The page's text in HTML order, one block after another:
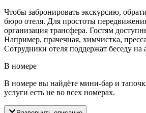
Чтобы забронировать экскурсию,
бюро отеля. Для простоты
организация трансфера. Гостям
Например, прачечная, химчистка,
Сотрудники отеля поддержат беседу на
В номере
В номере вы найдёте мини-бар и
услуги есть не во всех номерах.